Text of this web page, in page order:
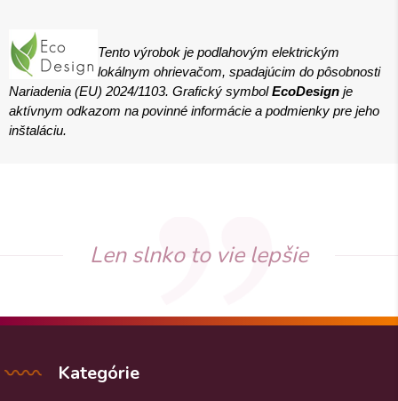
Tento výrobok je podlahovým elektrickým
lokálnym ohrievačom, spadajúcim do pôsobnosti
Nariadenia (EU) 2024/1103. Grafický symbolEcoDesign je
aktívnym odkazom na povinné informácie a podmienky pre jeho
inštaláciu.
Len slnko to vie lepšie
Kategórie